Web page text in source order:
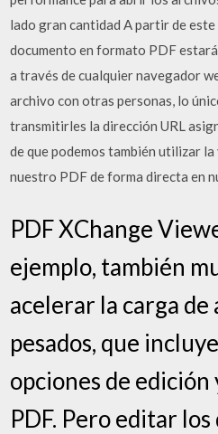
lado gran cantidad A partir de
documento en formato PDF
a través de cualquier navegador
archivo con otras personas, lo
transmitirles la dirección URL
de que podemos también utilizar
nuestro PDF de forma directa en
PDF XChange
ejemplo, también
acelerar la carga de
pesados, que
opciones de
PDF. Pero editar